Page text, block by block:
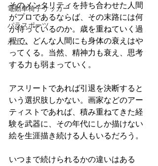
電動車椅子サッカー
パラスポーツ
ポエム
そのメンタリティを持ち合わせた人間
がプロであるならば、その末路には何
が待っているのか。歳を重ねていく過
程で、どんな人間にも身体の衰えはや
ってくる。当然、精神力も衰え、思考
する力も弱まっていく。
アスリートであれば引退を決断すると
いう選択肢しかない。画家などのアー
ティストであれば、積み重ねてきた経
験を武器に、その年代にしか描けない
絵を生涯描き続ける人もいるだろう。
いつまで続けられるかの違いはある